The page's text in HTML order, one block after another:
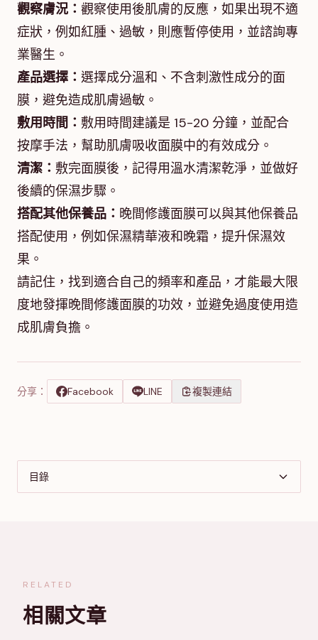
觀察膚況： 觀察使用後肌膚的反應，如果出現不適
症狀，例如紅腫、過敏，則應暫停使用，並諮詢專
業醫生。
產品選擇： 選擇成分溫和、不含刺激性成分的面
膜，避免造成肌膚過敏。
敷用時間： 敷用時間建議是 15-20 分鐘，並配合
按摩手法，幫助肌膚吸收面膜中的有效成分。
清潔： 敷完面膜後，記得用溫水清潔乾淨，並做好
後續的保濕步驟。
搭配其他保養品： 晚間修護面膜可以與其他保養品
搭配使用，例如保濕精華液和晚霜，提升保濕效
果。
請記住，找到適合自己的頻率和產品，才能最大限
度地發揮晚間修護面膜的功效，並避免過度使用造
成肌膚負擔。
分享： Facebook LINE 複製連結
目錄
RELATED
相關文章